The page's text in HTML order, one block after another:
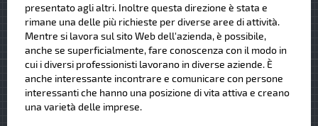
presentato agli altri. Inoltre questa direzione è stata e
rimane una delle più richieste per diverse aree di attività.
Mentre si lavora sul sito Web dell'azienda, è possibile,
anche se superficialmente, fare conoscenza con il modo in
cui i diversi professionisti lavorano in diverse aziende. È
anche interessante incontrare e comunicare con persone
interessanti che hanno una posizione di vita attiva e creano
una varietà delle imprese.